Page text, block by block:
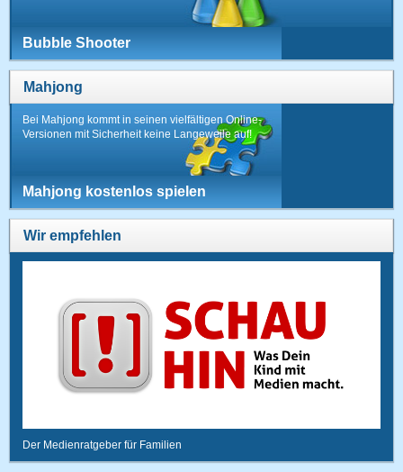
Bubble Shooter
Mahjong
Bei Mahjong kommt in seinen vielfältigen Online-
Versionen mit Sicherheit keine Langeweile auf!
Mahjong kostenlos spielen
Wir empfehlen
Der Medienratgeber für Familien